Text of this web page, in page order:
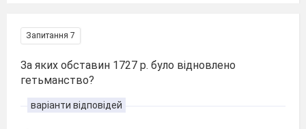
Запитання 7
За яких обставин 1727 p. було вiдновлено
гетьманство?
варіанти відповідей